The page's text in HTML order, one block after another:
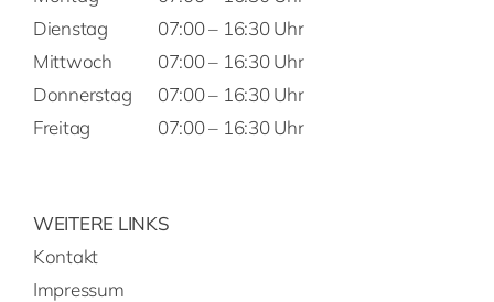
Dienstag
Mittwoch
Donnerstag
Freitag
07:00 – 16:30 Uhr
07:00 – 16:30 Uhr
07:00 – 16:30 Uhr
07:00 – 16:30 Uhr
WEITERE LINKS
Kontakt
Impressum